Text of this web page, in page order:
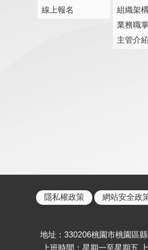
線上報名
組織架
業務職
主管介紹
隱私權政策 網站安全政
地址：330206桃園市桃園區
上班時間：星期一至星期五